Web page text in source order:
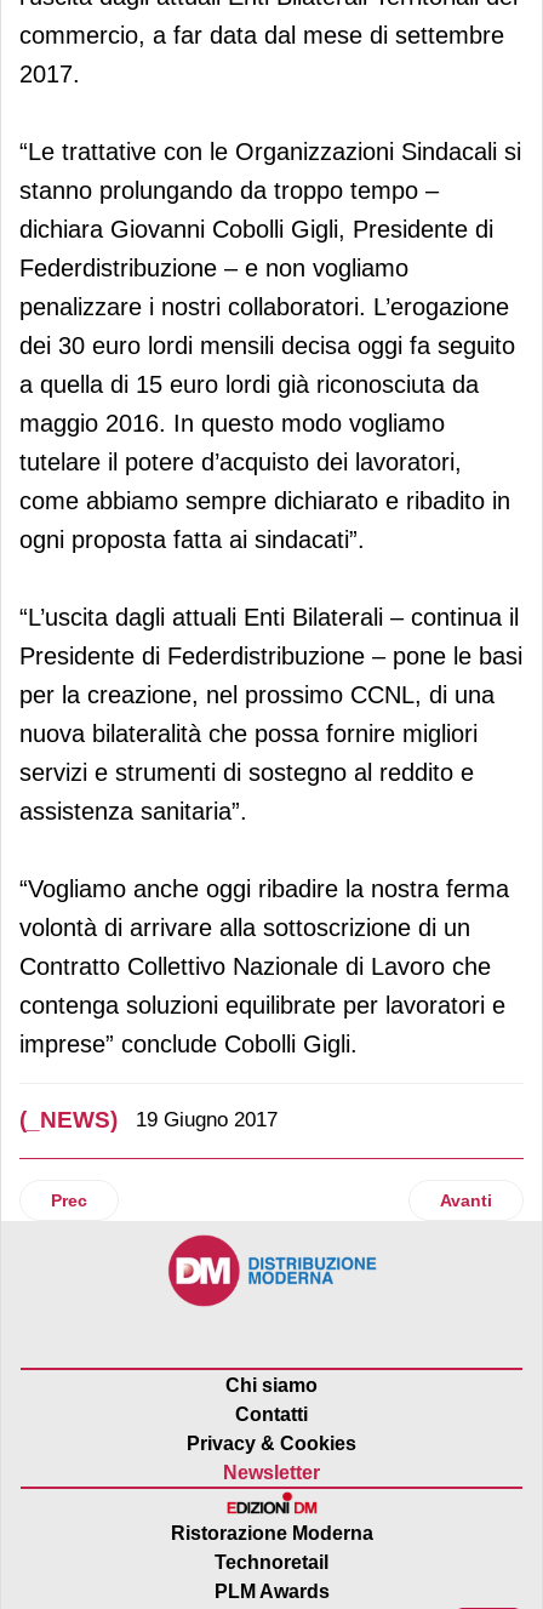
commercio, a far data dal mese di settembre
2017.
“Le trattative con le Organizzazioni Sindacali si
stanno prolungando da troppo tempo –
dichiara Giovanni Cobolli Gigli, Presidente di
Federdistribuzione – e non vogliamo
penalizzare i nostri collaboratori. L’erogazione
dei 30 euro lordi mensili decisa oggi fa seguito
a quella di 15 euro lordi già riconosciuta da
maggio 2016. In questo modo vogliamo
tutelare il potere d’acquisto dei lavoratori,
come abbiamo sempre dichiarato e ribadito in
ogni proposta fatta ai sindacati”.
“L’uscita dagli attuali Enti Bilaterali – continua il
Presidente di Federdistribuzione – pone le basi
per la creazione, nel prossimo CCNL, di una
nuova bilateralità che possa fornire migliori
servizi e strumenti di sostegno al reddito e
assistenza sanitaria”.
“Vogliamo anche oggi ribadire la nostra ferma
volontà di arrivare alla sottoscrizione di un
Contratto Collettivo Nazionale di Lavoro che
contenga soluzioni equilibrate per lavoratori e
imprese” conclude Cobolli Gigli.
(_NEWS) 19 Giugno 2017
Articolo precedente: Cannella prosegue il piano di
Prec Articolo
Avanti
Chi siamo
Contatti
Privacy & Cookies
Newsletter
Ristorazione Moderna
Technoretail
PLM Awards